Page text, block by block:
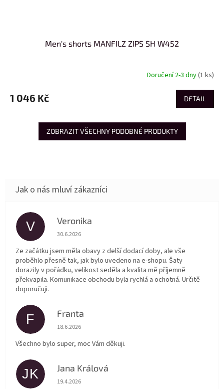
Men's shorts MANFILZ ZIPS SH W452
Doručení 2-3 dny(1 ks)
1 046 Kč DETAIL
ZOBRAZIT VŠECHNY PODOBNÉ PRODUKTY
V Veronika
Hodnocení obchodu je 5 z 5 hvězdiček.
30.6.2026
Ze začátku jsem měla obavy z delší dodací doby, ale vše
proběhlo přesně tak, jak bylo uvedeno na e-shopu. Šaty
dorazily v pořádku, velikost seděla a kvalita mě příjemně
překvapila. Komunikace obchodu byla rychlá a ochotná. Určitě
doporučuji.
F Franta
Hodnocení obchodu je 5 z 5 hvězdiček.
18.6.2026
Všechno bylo super, moc Vám děkuji.
JK Jana Králová
Hodnocení obchodu je 5 z 5 hvězdiček.
19.4.2026